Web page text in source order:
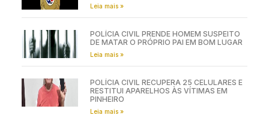
Leia mais »
POLÍCIA CIVIL PRENDE HOMEM SUSPEITO
DE MATAR O PRÓPRIO PAI EM BOM LUGAR
Leia mais »
POLÍCIA CIVIL RECUPERA 25 CELULARES E
RESTITUI APARELHOS ÀS VÍTIMAS EM
PINHEIRO
Leia mais »